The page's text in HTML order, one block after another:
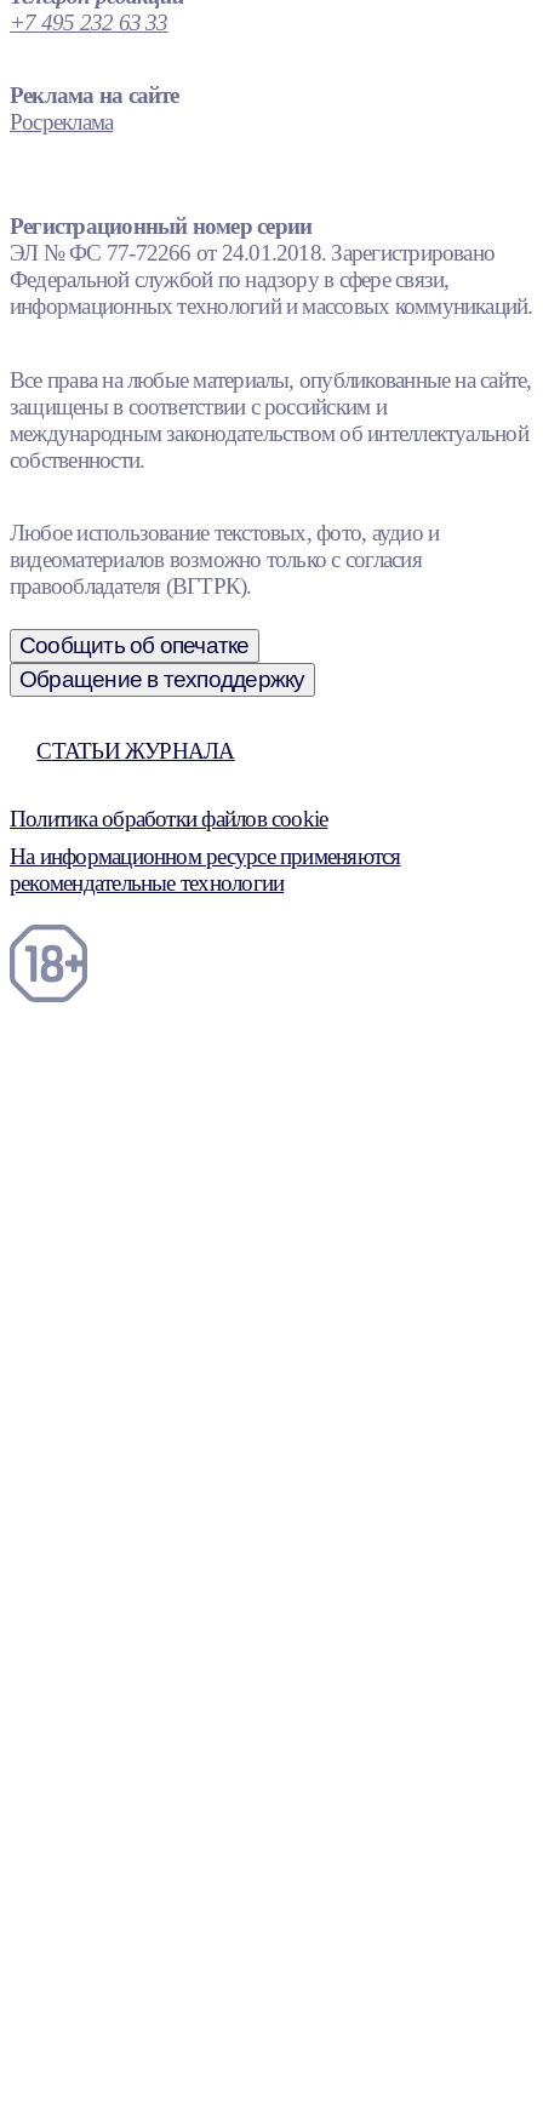
+7 495 232 63 33
Реклама на сайте
Росреклама
Регистрационный номер серии
ЭЛ № ФС 77-72266 от 24.01.2018. Зарегистрировано
Федеральной службой по надзору в сфере связи,
информационных технологий и массовых коммуникаций.
Все права на любые материалы, опубликованные на сайте,
защищены в соответствии с российским и
международным законодательством об интеллектуальной
собственности.
Любое использование текстовых, фото, аудио и
видеоматериалов возможно только с согласия
правообладателя (ВГТРК).
Сообщить об опечатке
Обращение в техподдержку
СТАТЬИ ЖУРНАЛА
Политика обработки файлов cookie
На информационном ресурсе применяются
рекомендательные технологии